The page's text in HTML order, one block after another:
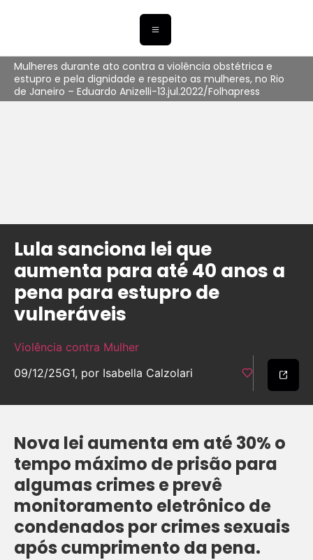
Mulheres durante ato contra a violência obstétrica e
estupro e pela dignidade e respeito as mulheres, no Rio
de Janeiro – Eduardo Anizelli-13.jul.2022/Folhapress
Lula sanciona lei que
aumenta para até 40 anos a
pena para estupro de
vulneráveis
Violência contra Mulher
09/12/25G1, por Isabella Calzolari
Nova lei aumenta em até 30% o
tempo máximo de prisão para
algumas crimes e prevê
monitoramento eletrônico de
condenados por crimes sexuais
após cumprimento da pena.